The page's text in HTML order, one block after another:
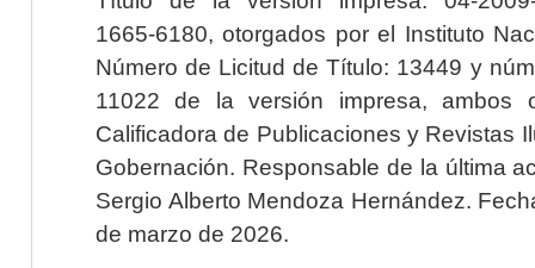
1665-6180, otorgados por el Instituto
Número de Licitud de Título: 13449 y
11022 de la versión impresa, ambos
Calificadora de Publicaciones y Revistas
Gobernación. Responsable de la última
Sergio Alberto Mendoza Hernández.
de marzo de 2026.